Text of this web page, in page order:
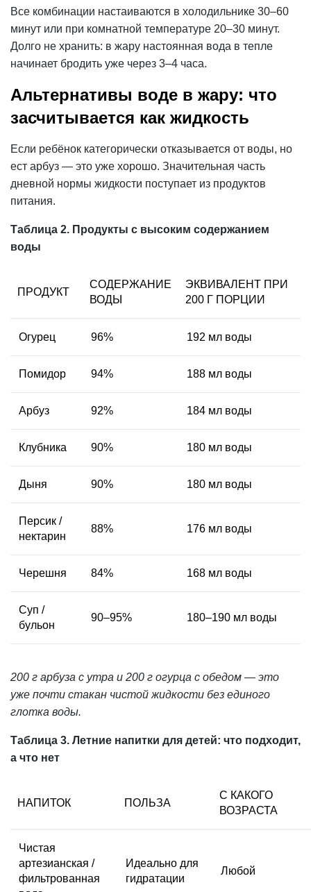
Все комбинации настаиваются в холодильнике 30–60
минут или при комнатной температуре 20–30 минут.
Долго не хранить: в жару настоянная вода в тепле
начинает бродить уже через 3–4 часа.
Альтернативы воде в жару: что
засчитывается как жидкость
Если ребёнок категорически отказывается от воды, но
ест арбуз — это уже хорошо. Значительная часть
дневной нормы жидкости поступает из продуктов
питания.
Таблица 2. Продукты с высоким содержанием
воды
ПРОДУКТ
СОДЕРЖАНИЕ
ВОДЫ
ЭКВИВАЛЕНТ ПРИ
200 Г ПОРЦИИ
Огурец 96% 192 мл воды
Помидор 94% 188 мл воды
Арбуз 92% 184 мл воды
Клубника 90% 180 мл воды
Дыня 90% 180 мл воды
Персик /
нектарин
88% 176 мл воды
Черешня 84% 168 мл воды
Суп /
бульон
90–95% 180–190 мл воды
200 г арбуза с утра и 200 г огурца с обедом — это
уже почти стакан чистой жидкости без единого
глотка воды.
Таблица 3. Летние напитки для детей: что подходит,
а что нет
НАПИТОК ПОЛЬЗА
С КАКОГО
ВОЗРАСТА
Чистая
артезианская /
фильтрованная
Идеально для
гидратации
Любой